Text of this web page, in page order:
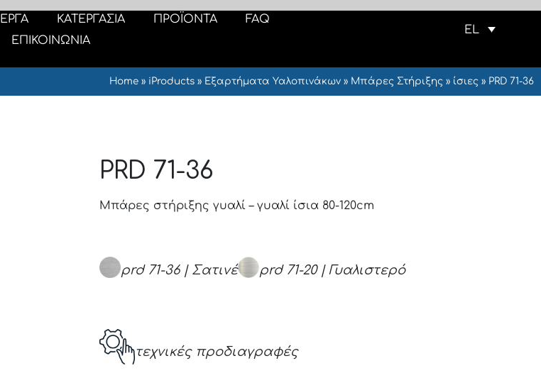
ΕΡΓΑ ΚΑΤΕΡΓΑΣΙΑ ΠΡΟΪΟΝΤΑ
FAQ
ΕΠΙΚΟΙΝΩΝΙΑ
EL
Home» iProducts» Εξαρτήματα Υαλοπινάκων» Μπάρες Στήριξης» ίσιες» PRD 71-36
PRD 71-36
Μπάρες στήριξης γυαλί – γυαλί ίσια 80-120cm
prd 71-36 | Σατινέ prd 71-20 | Γυαλιστερό
τεχνικές προδιαγραφές